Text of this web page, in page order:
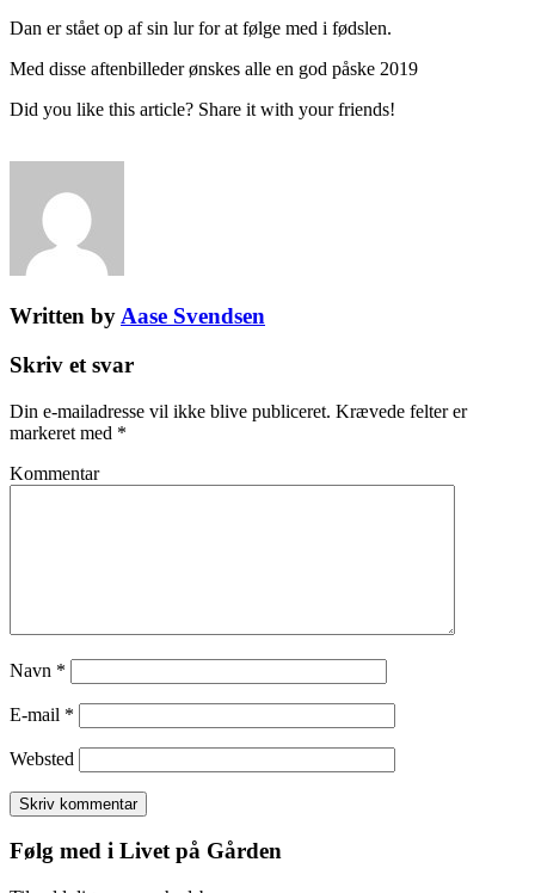
Dan er stået op af sin lur for at følge med i fødslen.
Med disse aftenbilleder ønskes alle en god påske 2019
Did you like this article? Share it with your friends!
Written by Aase Svendsen
Skriv et svar
Din e-mailadresse vil ikke blive publiceret. Krævede felter er
markeret med *
Kommentar
Navn *
E-mail *
Websted
Følg med i Livet på Gården